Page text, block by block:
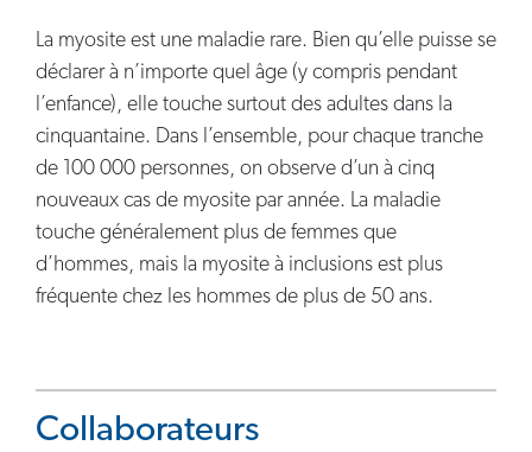
La myosite est une maladie rare. Bien qu’elle puisse se
déclarer à n’importe quel âge (y compris pendant
l’enfance), elle touche surtout des adultes dans la
cinquantaine. Dans l’ensemble, pour chaque tranche
de 100 000 personnes, on observe d’un à cinq
nouveaux cas de myosite par année. La maladie
touche généralement plus de femmes que
d’hommes, mais la myosite à inclusions est plus
fréquente chez les hommes de plus de 50 ans.
Collaborateurs